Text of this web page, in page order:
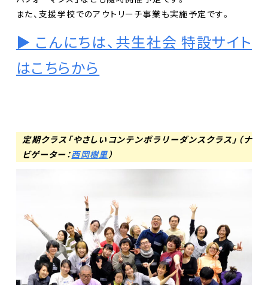
また、支援学校でのアウトリーチ事業も実施予定です。
▶︎ こんにちは、共生社会 特設サイト
はこちらから
定期クラス「やさしいコンテンポラリーダンスクラス」（ナ
ビゲーター：西岡樹里）